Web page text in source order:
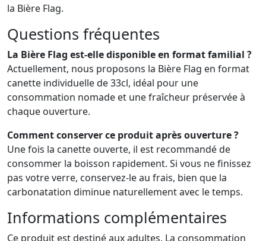
la Bière Flag.
Questions fréquentes
La Bière Flag est-elle disponible en format familial ?
Actuellement, nous proposons la Bière Flag en format
canette individuelle de 33cl, idéal pour une
consommation nomade et une fraîcheur préservée à
chaque ouverture.
Comment conserver ce produit après ouverture ?
Une fois la canette ouverte, il est recommandé de
consommer la boisson rapidement. Si vous ne finissez
pas votre verre, conservez-le au frais, bien que la
carbonatation diminue naturellement avec le temps.
Informations complémentaires
Ce produit est destiné aux adultes. La consommation